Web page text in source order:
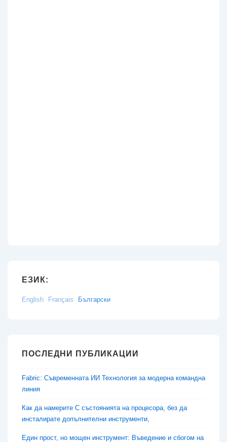
ЕЗИК:
English Français Български
ПОСЛЕДНИ ПУБЛИКАЦИИ
Fabric: Съвременната ИИ Технология за модерна командна
линия
Как да намерите C състоянията на процесора, без да
инсталирате допълнителни инструменти,
Един прост, но мощен инструмент: Въведение и сбогом на